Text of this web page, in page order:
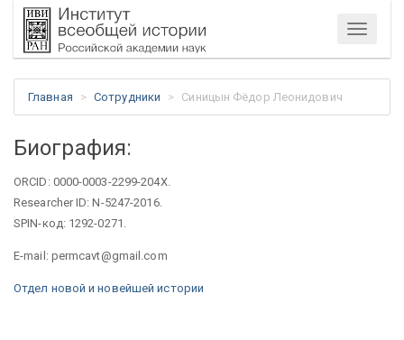
Меню
Главная Сотрудники Синицын Фёдор Леонидович
Биография:
ORCID: 0000-0003-2299-204Х.
Researcher ID: N-5247-2016.
SPIN-код: 1292-0271.
E-mail: permcavt@gmail.com
Отдел новой и новейшей истории